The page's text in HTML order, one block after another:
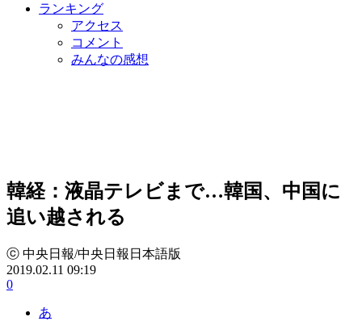
ランキング
アクセス
コメント
みんなの感想
韓経：液晶テレビまで…韓国、中国に
追い越される
ⓒ 中央日報/中央日報日本語版
2019.02.11 09:19
0
あ